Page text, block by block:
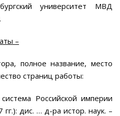
университет МВД
–
полное название, место
страниц работы:
Российской империи
дис. … д-ра истор. наук. –